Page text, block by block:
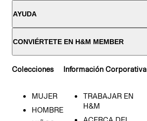
AYUDA
CONVIÉRTETE EN H&M MEMBER
Colecciones
MUJER
HOMBRE
Información Corporativa
TRABAJAR EN
H&M